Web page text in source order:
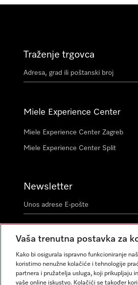
Traženje trgovca
Miele Experience Center
Miele Experience Center Zagreb
Miele Experience Center Split
Newsletter
Vaša trenutna postavka za
Kako bi osigurala ispravno funkcioniranje
koristimo nenužne kolačiće i tehnologije
partnera i pružatelja usluga, koji prikupljaju
vaše online iskustvo. Kolačići se također